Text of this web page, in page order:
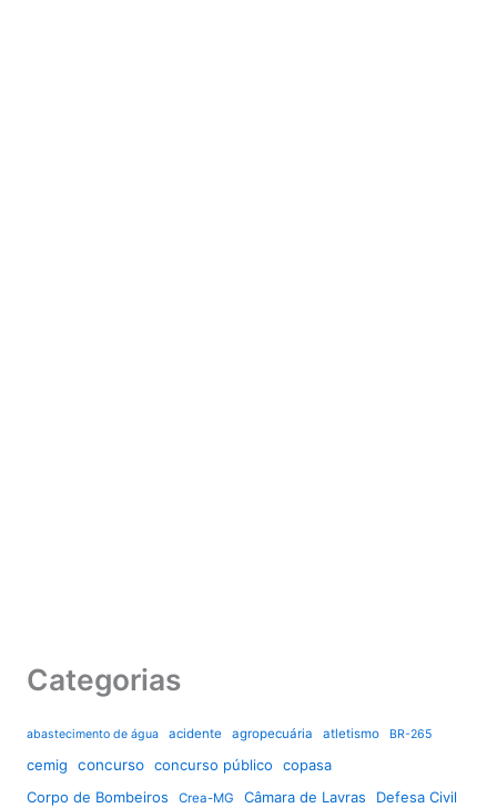
Categorias
abastecimento de água acidente agropecuária atletismo BR-265
cemig concurso concurso público
copasa
Corpo de Bombeiros
Crea-MG Câmara de Lavras Defesa Civil